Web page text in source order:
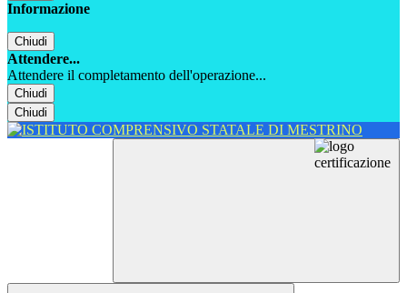
Informazione
Chiudi
Attendere...
Attendere il completamento dell'operazione...
Chiudi
Chiudi